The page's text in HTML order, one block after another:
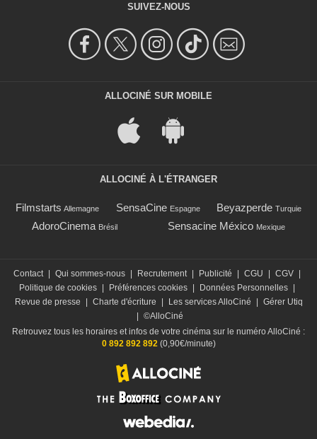
SUIVEZ-NOUS
ALLOCINÉ SUR MOBILE
ALLOCINÉ À L'ÉTRANGER
Filmstarts Allemagne SensaCine Espagne Beyazperde Turquie
AdoroCinema Brésil Sensacine México Mexique
Contact | Qui sommes-nous | Recrutement | Publicité | CGU | CGV |
Politique de cookies | Préférences cookies | Données Personnelles |
Revue de presse
| Charte d'écriture | Les services AlloCiné | Gérer Utiq
| ©AlloCiné
Retrouvez tous les horaires et infos de votre cinéma sur le numéro AlloCiné :
0 892 892 892 (0,90€/minute)